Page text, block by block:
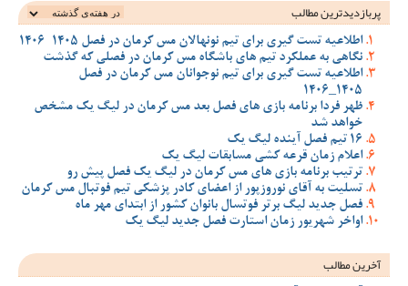
پربازدیدترین‌ مطالب
اطلاعیه تست گیری برای تیم نونهالان مس کرمان در فصل 1405-1406
نگاهی به عملکرد تیم های باشگاه مس کرمان در فصلی که گذشت
اطلاعیه تست گیری برای تیم نوجوانان مس کرمان در فصل
1405_1406
ظهر فردا برنامه بازی های فصل بعد مس کرمان در لیگ یک مشخص
خواهد شد
16 تیم فصل آینده لیگ یک
اعلام زمان قرعه کشی مسابقات لیگ یک
ترتیب برنامه بازی های مس کرمان در لیگ یک فصل پیش رو
تسلیت به آقای نوروزپور از اعضای کادر پزشکی تیم فوتبال مس کرمان
فصل جدید لیگ برتر فوتسال بانوان کشور از ابتدای مهر ماه
اواخر شهریور زمان استارت فصل جدید لیگ یک
آخرین مطالب